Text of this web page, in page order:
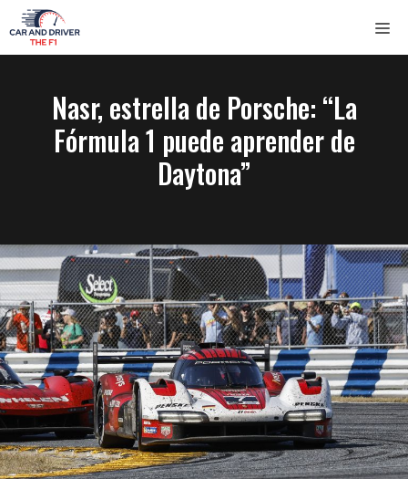
Saltar
al
contenido
Nasr, estrella de Porsche: “La
Fórmula 1 puede aprender de
Daytona”